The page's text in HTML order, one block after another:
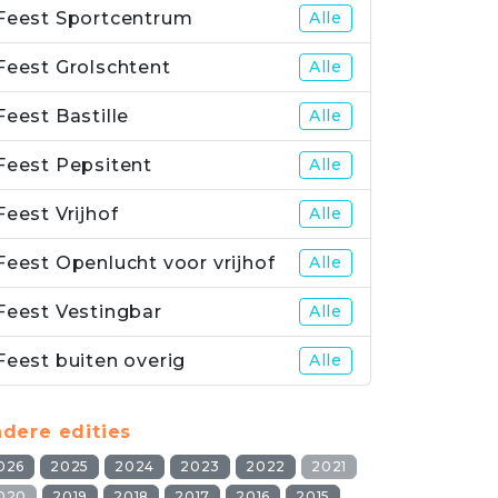
Sportcentrum Alle
Grolschtent Alle
Bastille Alle
Pepsitent Alle
Vrijhof Alle
Openlucht voor vrijhof Alle
Vestingbar Alle
buiten overig Alle
edities
2025 2024 2023 2022
2021